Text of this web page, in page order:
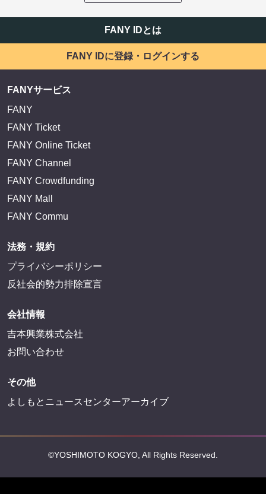
FANY IDとは
FANY IDに登録・ログインする
FANYサービス
FANY
FANY Ticket
FANY Online Ticket
FANY Channel
FANY Crowdfunding
FANY Mall
FANY Commu
法務・規約
プライバシーポリシー
反社会的勢力排除宣言
会社情報
吉本興業株式会社
お問い合わせ
その他
よしもとニュースセンターアーカイブ
©YOSHIMOTO KOGYO, All Rights Reserved.